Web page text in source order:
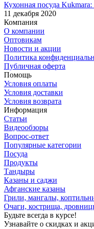
Кухонная посуда
11 декабря 2020
Компания
О компании
Оптовикам
Новости и акции
Политика
Публичная оферта
Помощь
Условия оплаты
Условия доставки
Условия возврата
Информация
Статьи
Видеообзоры
Вопрос-ответ
Популярные категории
Посуда
Продукты
Тандыры
Казаны и саджи
Афганские казаны
Грили, мангалы,
Очаги, кострища,
Будьте всегда в курсе!
Узнавайте о скидках и